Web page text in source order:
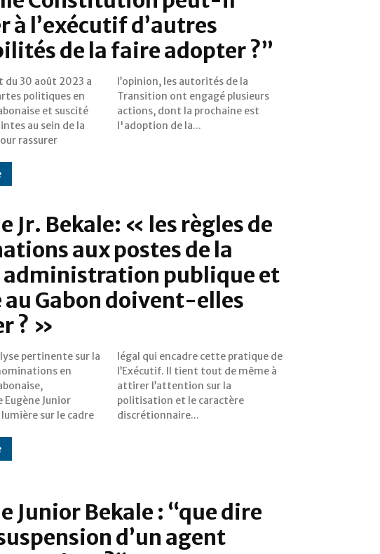
à l’exécutif d’autres
de la faire adopter ?”
du 30 août 2023 a
politiques en
et suscité
au sein de la
rassurer
autorités de la
engagé plusieurs
la prochaine est
l'adoption de la...
Jr. Bekale: « les règles de
aux postes de la
administration publique et
au Gabon doivent-elles
? »
pertinente sur la
en
Eugène Junior
sur le cadre
cette pratique de
tout de même à
sur la
le caractère
discrétionnaire...
Junior Bekale : “que dire
d’un agent